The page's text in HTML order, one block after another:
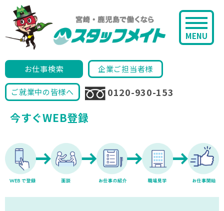
お仕事検索 企業ご担当者様
ご就業中の皆様へ 0120-930-153
MENU
今すぐWEB登録